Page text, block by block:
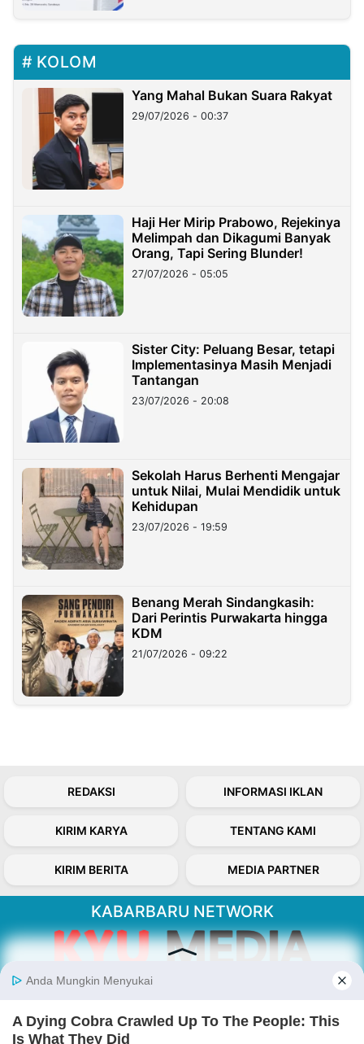
KOLOM
Yang Mahal Bukan Suara Rakyat
29/07/2026 - 00:37
Haji Her Mirip Prabowo, Rejekinya
Melimpah dan Dikagumi Banyak
Orang, Tapi Sering Blunder!
27/07/2026 - 05:05
Sister City: Peluang Besar, tetapi
Implementasinya Masih Menjadi
Tantangan
23/07/2026 - 20:08
Sekolah Harus Berhenti Mengajar
untuk Nilai, Mulai Mendidik untuk
Kehidupan
23/07/2026 - 19:59
Benang Merah Sindangkasih:
Dari Perintis Purwakarta hingga
KDM
21/07/2026 - 09:22
REDAKSI INFORMASI IKLAN
KIRIM KARYA TENTANG KAMI
KIRIM BERITA MEDIA PARTNER
KABARBARU NETWORK
Kabarbaru.co menyajikan berita aktual dan